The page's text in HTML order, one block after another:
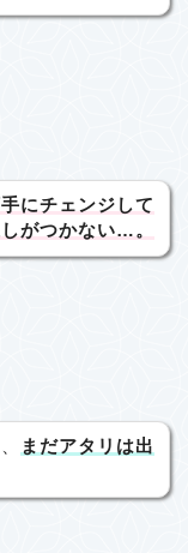
にチェンジして
がつかない…。
まだアタリは出